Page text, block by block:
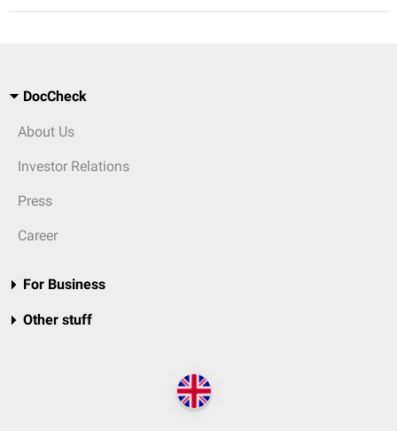
DocCheck
About Us
Investor Relations
Press
Career
For Business
Other stuff